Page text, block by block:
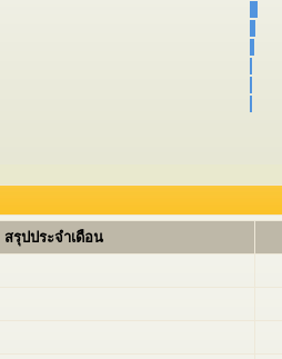
สรุปประจำเดือน